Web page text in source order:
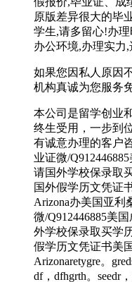
原版差异很大的毕
学生,请多留心!办
办公环境,办理实力,
如果您因私人原因
机构真诚为您服务
本公司是留学创业
终生受用，一步到
有诚意办理的客户
业证微/
请国外学校保录取
国外假学历文凭证
Arizona办美国亚利
微/Q912446885美
外学校保录取买学
假学历文凭证书美
Arizonaretygre。
df，dfhgrth。seedr